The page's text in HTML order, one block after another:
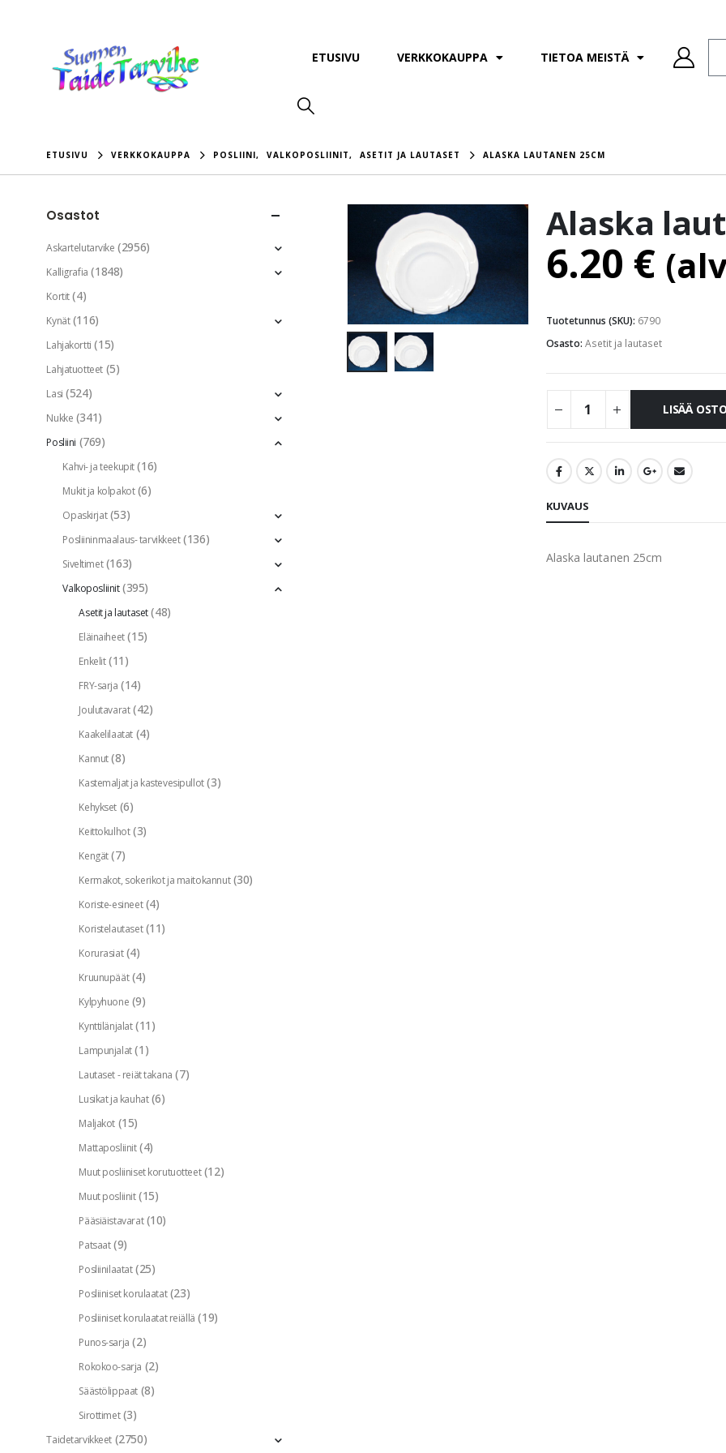
ETUSIVU VERKKOKAUPPA TIETOA MEISTÄ
ETUSIVU VERKKOKAUPPA POSLIINI, VALKOPOSLIINIT, ASETIT JA LAUTASET ALASKA LAUTANEN 25CM
Alaska
6.20 €
Tuotetunnus (SKU): 6790
Osasto: Asetit ja lautaset
LISÄÄ
KUVAUS
Alaska lautanen 25cm
Osastot
Askartelutarvike (2956)
Kalligrafia (1848)
Kortit (4)
Kynät (116)
Lahjakortti (15)
Lahjatuotteet (5)
Lasi (524)
Nukke (341)
Posliini (769)
Kahvi- ja teekupit (16)
Mukit ja kolpakot (6)
Opaskirjat (53)
Posliininmaalaus- tarvikkeet (136)
Siveltimet (163)
Valkoposliinit (395)
Asetit ja lautaset (48)
Eläinaiheet (15)
Enkelit (11)
FRY-sarja (14)
Joulutavarat (42)
Kaakelilaatat (4)
Kannut (8)
Kastemaljat ja kastevesipullot (3)
Kehykset (6)
Keittokulhot (3)
Kengät (7)
Kermakot, sokerikot ja maitokannut (30)
Koriste-esineet (4)
Koristelautaset (11)
Korurasiat (4)
Kruunupäät (4)
Kylpyhuone (9)
Kynttilänjalat (11)
Lampunjalat (1)
Lautaset - reiät takana (7)
Lusikat ja kauhat (6)
Maljakot (15)
Mattaposliinit (4)
Muut posliiniset korutuotteet (12)
Muut posliinit (15)
Pääsiäistavarat (10)
Patsaat (9)
Posliinilaatat (25)
Posliiniset korulaatat (23)
Posliiniset korulaatat reiällä (19)
Punos-sarja (2)
Rokokoo-sarja (2)
Säästölippaat (8)
Sirottimet (3)
Taidetarvikkeet (2750)